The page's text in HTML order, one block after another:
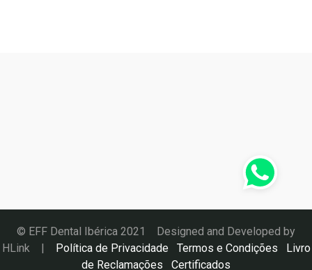
© EFF Dental Ibérica 2021 Designed and Developed by
HLink| Política de Privacidade Termos e Condições
Livro
de Reclamações
Certificados